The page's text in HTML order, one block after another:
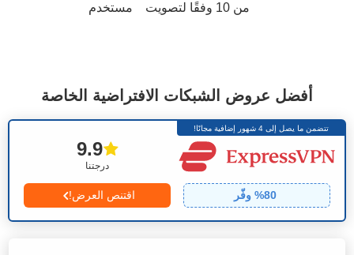
من 10 وفقًا لتصويت مستخدم
أفضل عروض الشبكات الافتراضية الخاصة
تتضمن ما يصل إلى 4 شهور إضافية مجانًا!
درجتنا
9.9
80% وفّر اقتنص العرض!